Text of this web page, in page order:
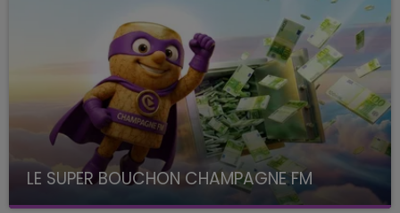
LE SUPER BOUCHON CHAMPAGNE FM
avec La Famille Champagne FM, à 8H10